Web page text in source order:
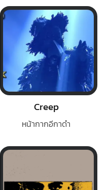
Creep
หน้ากากอีกาดำ